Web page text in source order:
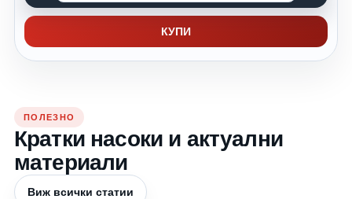
КУПИ
ПОЛЕЗНО
Кратки насоки и актуални
материали
Виж всички статии